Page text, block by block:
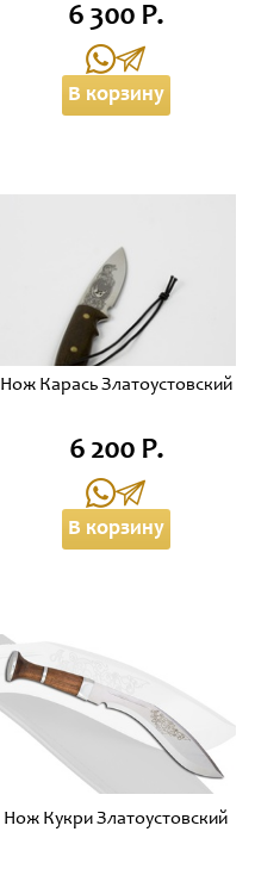
6 300 Р.
В корзину
Нож Карась Златоустовский
6 200 Р.
В корзину
Нож Кукри Златоустовский